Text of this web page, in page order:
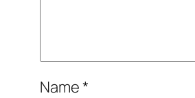
Name*